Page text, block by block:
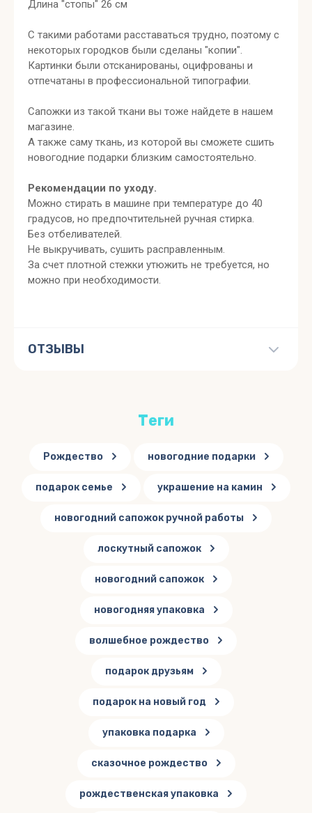
Длина "стопы" 26 см
С такими работами расставаться трудно, поэтому с
некоторых городков были сделаны "копии".
Картинки были отсканированы, оцифрованы и
отпечатаны в профессиональной типографии.
Сапожки из такой ткани вы тоже найдете в нашем
магазине.
А также саму ткань, из которой вы сможете сшить
новогодние подарки близким самостоятельно.
Рекомендации по уходу.
Можно стирать в машине при температуре до 40
градусов, но предпочтительней ручная стирка.
Без отбеливателей.
Не выкручивать, сушить расправленным.
За счет плотной стежки утюжить не требуется, но
можно при необходимости.
ОТЗЫВЫ
теги
Рождество новогодние подарки
подарок семье украшение на камин
новогодний сапожок ручной работы
лоскутный сапожок
новогодний сапожок
новогодняя упаковка
волшебное рождество
подарок друзьям
подарок на новый год
упаковка подарка
сказочное рождество
рождественская упаковка